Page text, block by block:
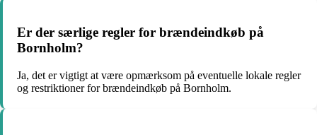
Er der særlige regler for brændeindkøb på
Bornholm?
Ja, det er vigtigt at være opmærksom på eventuelle lokale regler
og restriktioner for brændeindkøb på Bornholm.